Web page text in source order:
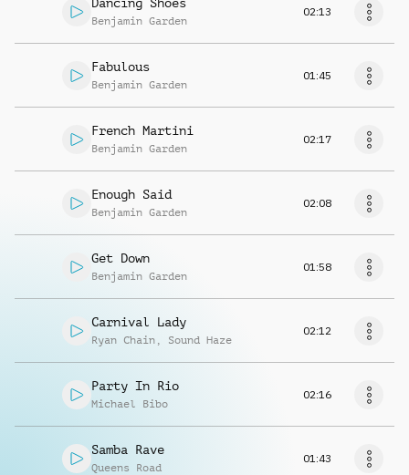
Benjamin Garden
02:13
Fabulous
Benjamin Garden
01:45
French Martini
Benjamin Garden
02:17
Enough Said
Benjamin Garden
02:08
Get Down
Benjamin Garden
01:58
Carnival Lady
Ryan Chain , Sound Haze
02:12
Party In Rio
Michael Bibo
02:16
Samba Rave
Queens Road
01:43